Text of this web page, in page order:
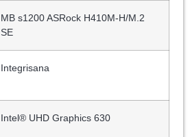
MB s1200 ASRock H410M-H/M.2
SE
Integrisana
Intel® UHD Graphics 630